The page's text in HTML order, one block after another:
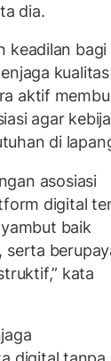
dia.
keadilan bagi
kualitas
aktif
agar
di
asosiasi
digital
baik
serta
kata